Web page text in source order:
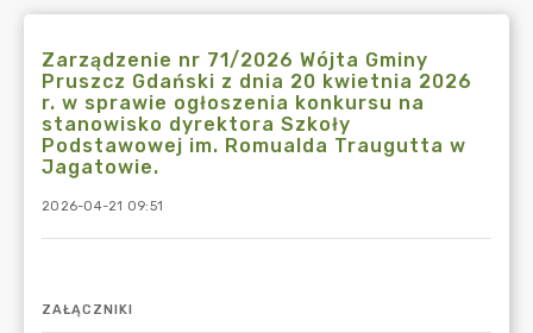
Zarządzenie nr 71/2026 Wójta Gminy
Pruszcz Gdański z dnia 20 kwietnia 2026
r. w sprawie ogłoszenia konkursu na
stanowisko dyrektora Szkoły
Podstawowej im. Romualda Traugutta w
Jagatowie.
2026-04-21 09:51
ZAŁĄCZNIKI